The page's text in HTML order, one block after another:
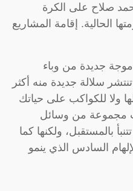
صلاح على الكرة
الحالية. إقامة المشاريع
جديدة من وباء
سلالة جديدة منه أكثر
ولا للكواكب على حياتك
مجموعة من وسائل
تتنبأ بالمستقبل، ولكنها كما
السادس الذي ينمو